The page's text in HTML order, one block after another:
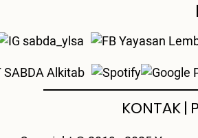
sabda_ylsa Yayasan
SABDA Alkitab
KONTAK|